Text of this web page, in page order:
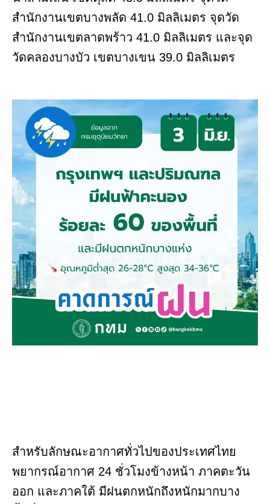
สำนักงานเขตบางพลัด 41.0 มิลลิเมตร จุดวัด
สำนักงานเขตลาดพร้าว 41.0 มิลลิเมตร และจุด
วัดคลองบางบัว เขตบางเขน 39.0 มิลลิเมตร
สำหรับลักษณะอากาศทั่วไปของประเทศไทย
พยากรณ์อากาศ 24 ชั่วโมงข้างหน้า ภาคตะวัน
ออก และภาคใต้ มีฝนตกหนักถึงหนักมากบาง